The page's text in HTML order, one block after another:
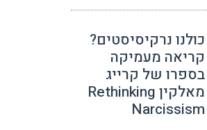
כולנו נרקיסיסטים?
קריאה מעמיקה
בספרו של קרייג
מאלקין Rethinking
Narcissism